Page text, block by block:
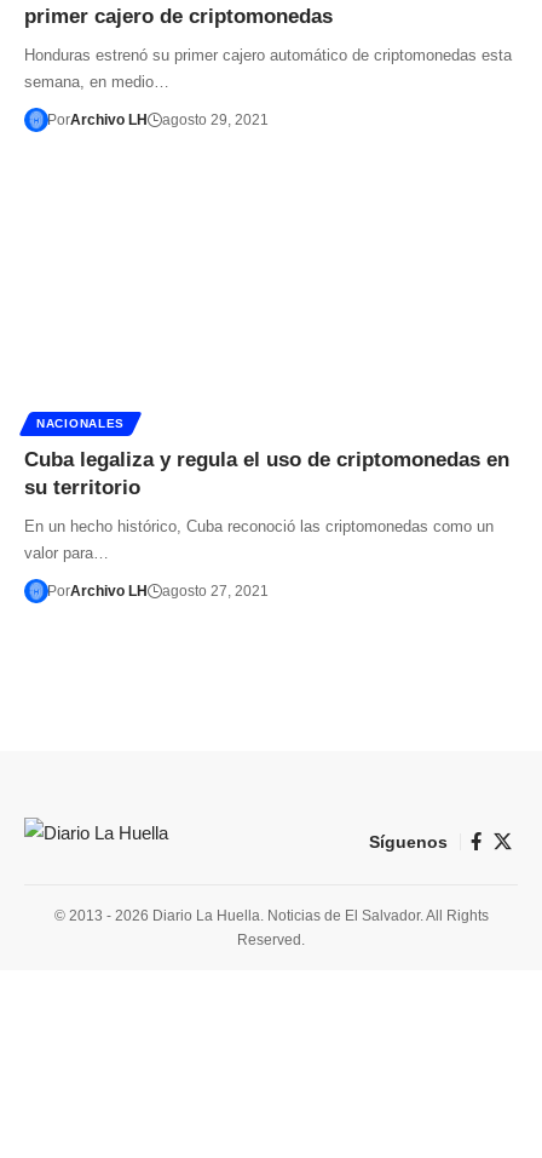
primer cajero de criptomonedas
Honduras estrenó su primer cajero automático de criptomonedas esta
semana, en medio…
PorArchivo LH agosto 29, 2021
NACIONALES
Cuba legaliza y regula el uso de criptomonedas en
su territorio
En un hecho histórico, Cuba reconoció las criptomonedas como un
valor para…
PorArchivo LH agosto 27, 2021
Síguenos
© 2013 - 2026 Diario La Huella. Noticias de El Salvador. All Rights
Reserved.